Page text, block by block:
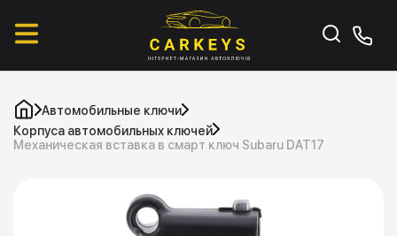
Автомобильные ключи
Корпуса автомобильных ключей
Механическая вставка в смарт ключ Subaru DAT17